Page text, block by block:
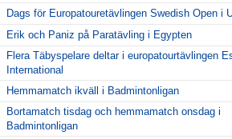
Dags för Europatouretävlingen Swedish Open i
Erik och Paniz på Paratävling i Egypten
Flera Täbyspelare deltar i europatourtävlingen
International
Hemmamatch ikväll i Badmintonligan
Bortamatch tisdag och hemmamatch onsdag i
Badmintonligan